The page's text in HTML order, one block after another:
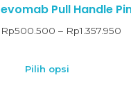
evomab Pull Handle
Rp500.500 – Rp1.357.950
Pilih opsi